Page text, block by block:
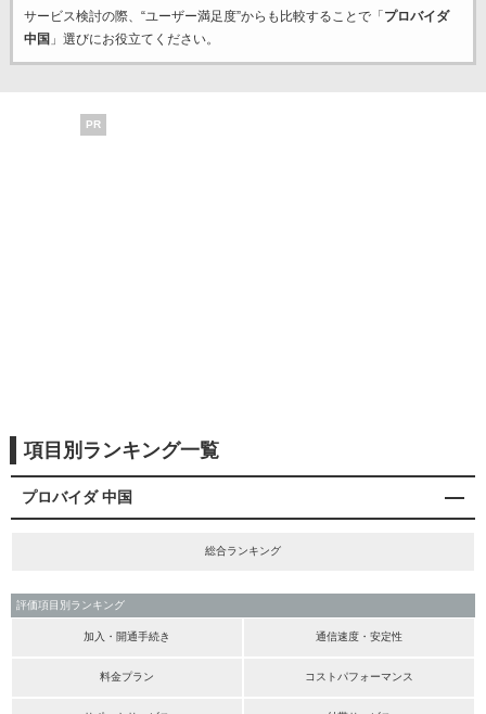
サービス検討の際、“ユーザー満足度”からも比較することで「 プロバイダ
中国 」選びにお役立てください。
PR
項目別ランキング一覧
プロバイダ 中国
総合ランキング
評価項目別ランキング
加入・開通手続き 通信速度・安定性
料金プラン コストパフォーマンス